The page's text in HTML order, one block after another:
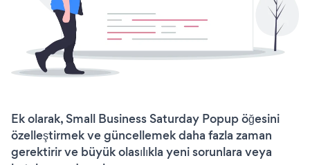
Ek olarak, Small Business Saturday Popup öğesini
özelleştirmek ve güncellemek daha fazla zaman
gerektirir ve büyük olasılıkla yeni sorunlara veya